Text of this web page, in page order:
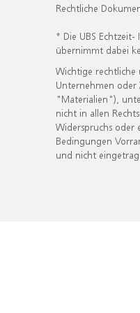
Rechtliche
* Die UBS
übernimmt dabei
Wichtige rechtliche
Unternehmen oder
"Materialien"),
nicht in allen
Widerspruchs oder
Bedingungen
und nicht